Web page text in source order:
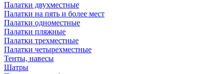
Палатки двухместные
Палатки на пять и более мест
Палатки одноместные
Палатки пляжные
Палатки трехместные
Палатки четырехместные
Тенты, навесы
Шатры